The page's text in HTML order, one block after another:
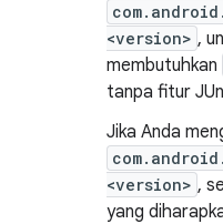
<version> ,
membutuhkan
tanpa fitur
Jika Anda
<version> ,
yang